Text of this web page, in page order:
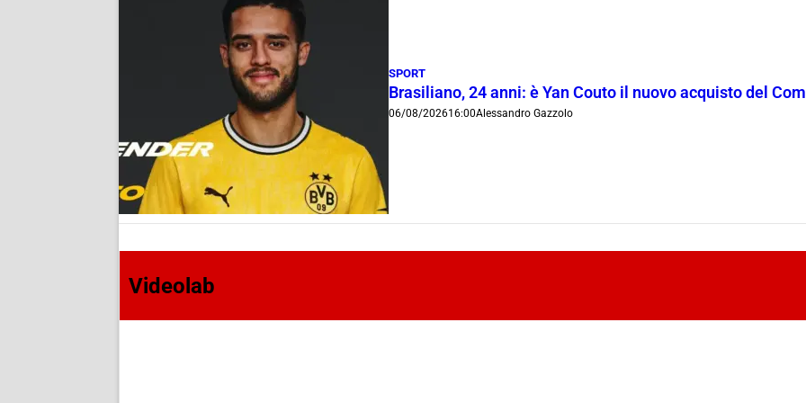
SPORT
Brasiliano, 24 anni: è Yan Couto il nuovo acquisto del
06/08/202616:00Alessandro Gazzolo
Videolab